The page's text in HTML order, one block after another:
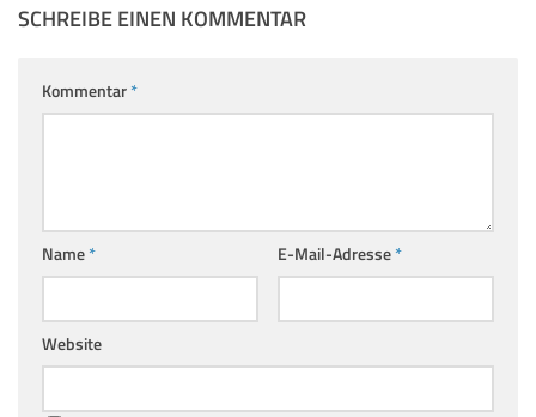
SCHREIBE EINEN KOMMENTAR
Kommentar*
Name* E-Mail-Adresse*
Website